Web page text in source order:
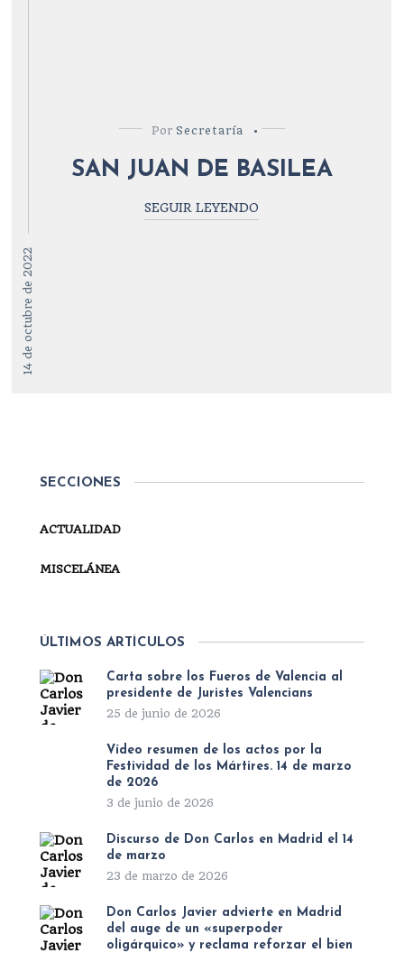
14 de octubre de 2022
Por Secretaría
SAN JUAN DE BASILEA
SEGUIR LEYENDO
SECCIONES
ACTUALIDAD
MISCELÁNEA
ÚLTIMOS ARTÍCULOS
Carta sobre los Fueros de Valencia al
presidente de Juristes Valencians
25 de junio de 2026
Vídeo resumen de los actos por la
Festividad de los Mártires. 14 de marzo
de 2026
3 de junio de 2026
Discurso de Don Carlos en Madrid el 14
de marzo
23 de marzo de 2026
Don Carlos Javier advierte en Madrid
del auge de un «superpoder
oligárquico» y reclama reforzar el bien